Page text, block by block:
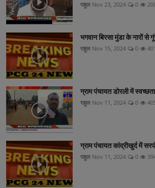
राहुल Nov 23, 2024 0
भगवान बिरसा मुंडा के नारों से
राहुल Nov 15, 2024 0 401
ग्राम पंचायत डोरली में
राहुल Nov 11, 2024 0
ग्राम पंचायत कांद्रीखुर्द में
राहुल Nov 11, 2024 0